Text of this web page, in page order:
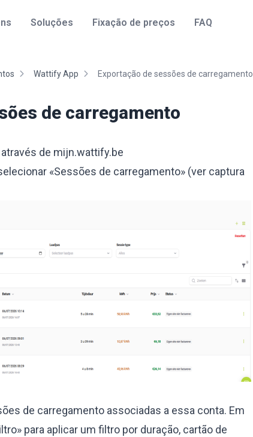
Soluções Fixação de preços FAQ
Wattify App Exportação de sessões de carregamento
de carregamento
de mijn.wattify.be
«Sessões de carregamento» (ver captura
de carregamento associadas a essa conta. Em
para aplicar um filtro por duração, cartão de